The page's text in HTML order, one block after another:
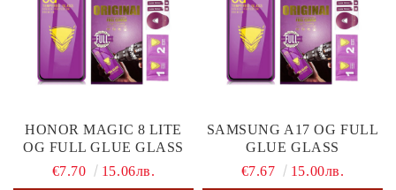
HONOR MAGIC 8 LITE
OG FULL GLUE GLASS
€7.70
15.06лв.
SAMSUNG A17 OG FULL
GLUE GLASS
€7.67
15.00лв.